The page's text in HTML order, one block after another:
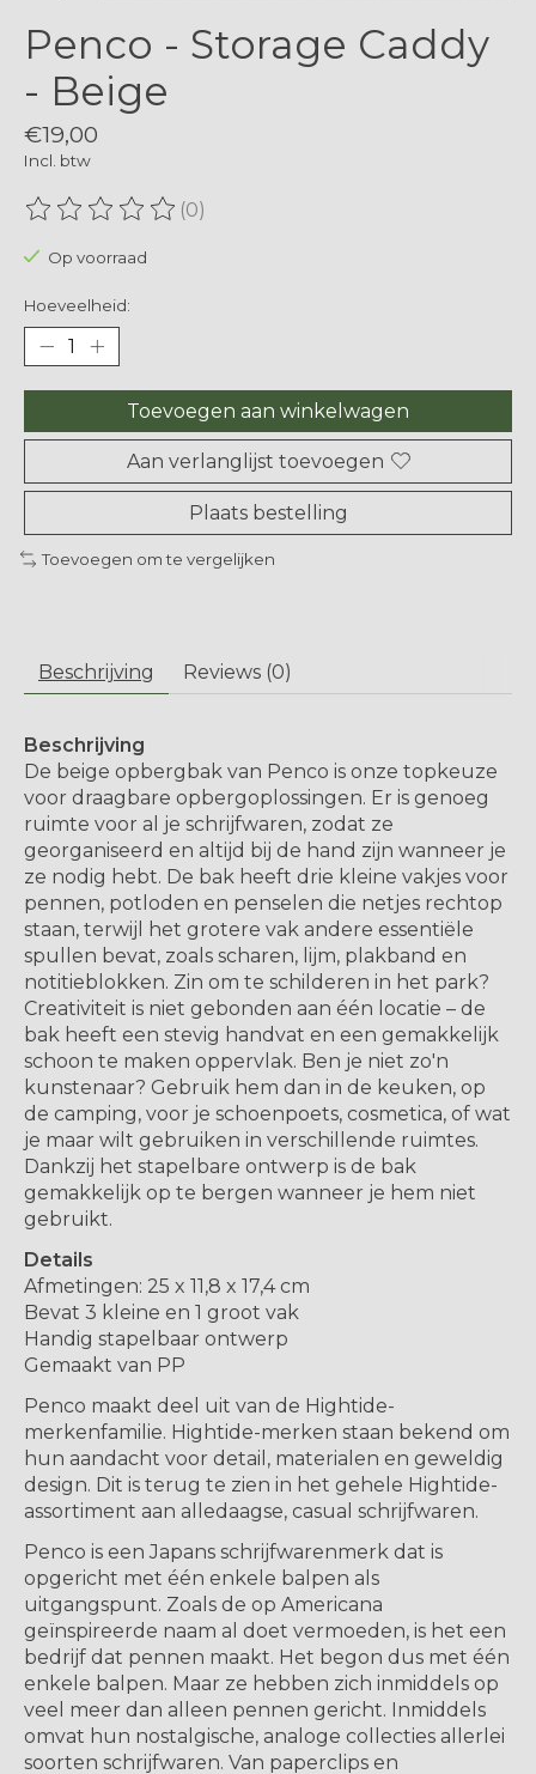
Penco - Storage Caddy
- Beige
€19,00
Incl. btw
De beoordeling van dit product is
(0)
Op voorraad
Hoeveelheid:
Toevoegen aan winkelwagen
Aan verlanglijst toevoegen
Plaats bestelling
Toevoegen om te vergelijken
Beschrijving Reviews (0)
Beschrijving
De beige opbergbak van Penco is onze topkeuze
voor draagbare opbergoplossingen. Er is genoeg
ruimte voor al je schrijfwaren, zodat ze
georganiseerd en altijd bij de hand zijn wanneer je
ze nodig hebt. De bak heeft drie kleine vakjes voor
pennen, potloden en penselen die netjes rechtop
staan, terwijl het grotere vak andere essentiële
spullen bevat, zoals scharen, lijm, plakband en
notitieblokken. Zin om te schilderen in het park?
Creativiteit is niet gebonden aan één locatie – de
bak heeft een stevig handvat en een gemakkelijk
schoon te maken oppervlak. Ben je niet zo'n
kunstenaar? Gebruik hem dan in de keuken, op
de camping, voor je schoenpoets, cosmetica, of wat
je maar wilt gebruiken in verschillende ruimtes.
Dankzij het stapelbare ontwerp is de bak
gemakkelijk op te bergen wanneer je hem niet
gebruikt.
Details
Afmetingen: 25 x 11,8 x 17,4 cm
Bevat 3 kleine en 1 groot vak
Handig stapelbaar ontwerp
Gemaakt van PP
Penco maakt deel uit van de Hightide-
merkenfamilie. Hightide-merken staan ​​bekend om
hun aandacht voor detail, materialen en geweldig
design. Dit is terug te zien in het gehele Hightide-
assortiment aan alledaagse, casual schrijfwaren.
Penco is een Japans schrijfwarenmerk dat is
opgericht met één enkele balpen als
uitgangspunt. Zoals de op Americana
geïnspireerde naam al doet vermoeden, is het een
bedrijf dat pennen maakt. Het begon dus met één
enkele balpen. Maar ze hebben zich inmiddels op
veel meer dan alleen pennen gericht. Inmiddels
omvat hun nostalgische, analoge collecties allerlei
soorten schrijfwaren. Van paperclips en